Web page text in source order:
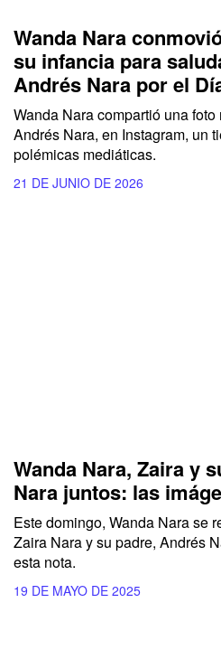
Wanda Nara
su infancia para
Andrés Nara por el
Wanda Nara compartió una
Andrés Nara, en Instagram, un
polémicas mediáticas.
21 DE JUNIO DE 2026
Wanda Nara, Zaira y
Nara juntos: las
Este domingo, Wanda Narase
Zaira Naray su padre, Andrés
esta nota.
19 DE MAYO DE 2025